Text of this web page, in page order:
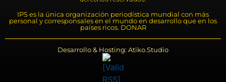
IPS es la única organización periodística mundial con más
personal y corresponsales en el mundo en desarrollo que en los
países ricos. DONAR
Desarrollo & Hosting: Atiko.Studio